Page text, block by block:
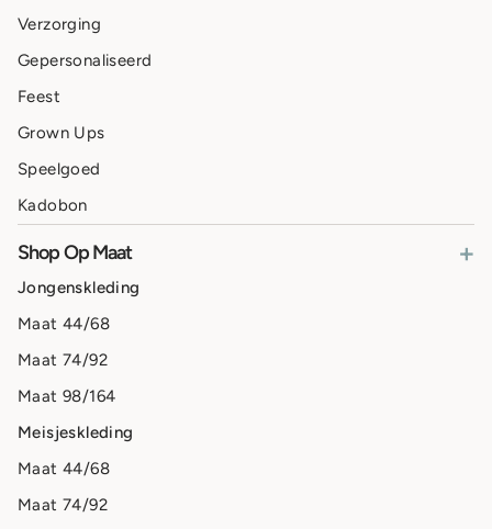
Verzorging
Gepersonaliseerd
Feest
Grown Ups
Speelgoed
Kadobon
Shop Op Maat +
Jongenskleding
Maat 44/68
Maat 74/92
Maat 98/164
Meisjeskleding
Maat 44/68
Maat 74/92